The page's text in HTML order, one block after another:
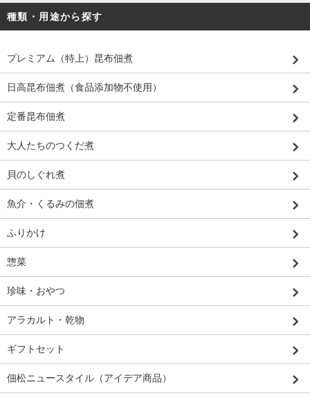
種類・用途から探す
プレミアム（特上）昆布佃煮
日高昆布佃煮（食品添加物不使用）
定番昆布佃煮
大人たちのつくだ煮
貝のしぐれ煮
魚介・くるみの佃煮
ふりかけ
惣菜
珍味・おやつ
アラカルト・乾物
ギフトセット
佃松ニュースタイル（アイデア商品）